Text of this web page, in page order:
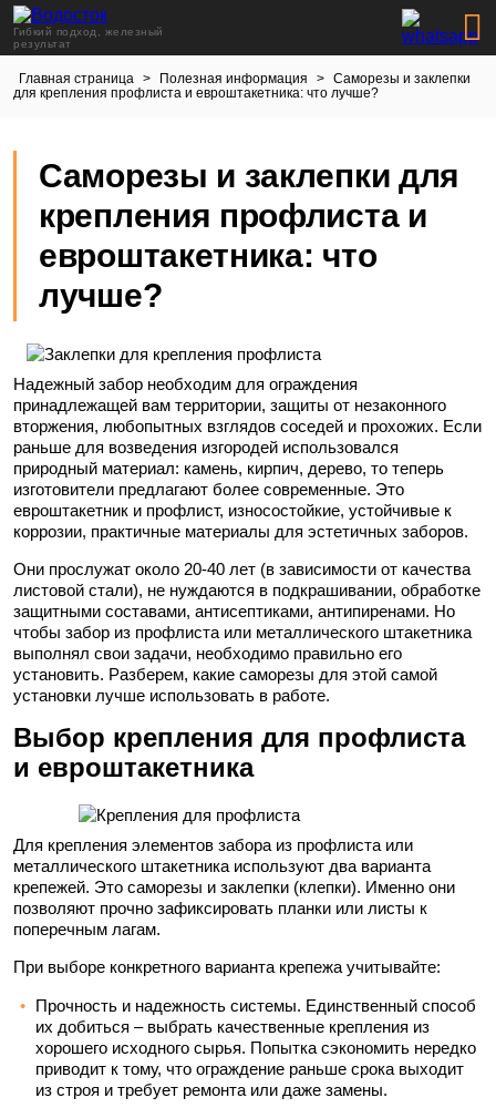
Гибкий подход, железный
результат
Главная страница > Полезная информация > Саморезы и заклепки
для крепления профлиста и евроштакетника: что лучше?
Саморезы и заклепки для
крепления профлиста и
евроштакетника: что
лучше?
Надежный забор необходим для ограждения
принадлежащей вам территории, защиты от незаконного
вторжения, любопытных взглядов соседей и прохожих. Если
раньше для возведения изгородей использовался
природный материал: камень, кирпич, дерево, то теперь
изготовители предлагают более современные. Это
евроштакетник и профлист, износостойкие, устойчивые к
коррозии, практичные материалы для эстетичных заборов.
Они прослужат около 20-40 лет (в зависимости от качества
листовой стали), не нуждаются в подкрашивании, обработке
защитными составами, антисептиками, антипиренами. Но
чтобы забор из профлиста или металлического штакетника
выполнял свои задачи, необходимо правильно его
установить. Разберем, какие саморезы для этой самой
установки лучше использовать в работе.
Выбор крепления для профлиста
и евроштакетника
Для крепления элементов забора из профлиста или
металлического штакетника используют два варианта
крепежей. Это саморезы и заклепки (клепки). Именно они
позволяют прочно зафиксировать планки или листы к
поперечным лагам.
При выборе конкретного варианта крепежа учитывайте:
Прочность и надежность системы. Единственный способ
их добиться – выбрать качественные крепления из
хорошего исходного сырья. Попытка сэкономить нередко
приводит к тому, что ограждение раньше срока выходит
из строя и требует ремонта или даже замены.